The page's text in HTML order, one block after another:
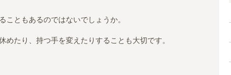
こともあるのではないでしょうか。
めたり、持つ手を変えたりすることも大切です。